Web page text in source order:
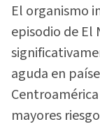
El organismo
episodio de El
aguda en
mayores